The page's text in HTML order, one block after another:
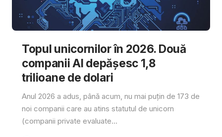
Topul unicornilor în 2026. Două
companii AI depășesc 1,8
trilioane de dolari
Anul 2026 a adus, până acum, nu mai puțin de 173 de
noi companii care au atins statutul de unicorn
(companii private evaluate...